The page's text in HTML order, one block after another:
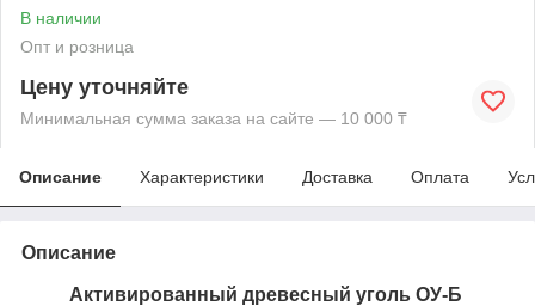
В наличии
Опт и розница
Цену уточняйте
Минимальная сумма заказа на сайте — 10 000 ₸
Описание Характеристики Доставка Оплата
Описание
Активированный древесный уголь ОУ-Б